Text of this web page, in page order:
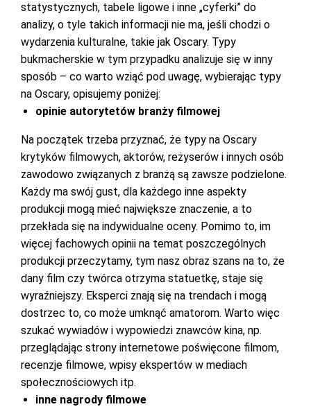
statystycznych, tabele ligowe i inne „cyferki” do
analizy, o tyle takich informacji nie ma, jeśli chodzi o
wydarzenia kulturalne, takie jak Oscary. Typy
bukmacherskie w tym przypadku analizuje się w inny
sposób – co warto wziąć pod uwagę, wybierając typy
na Oscary, opisujemy poniżej:
opinie autorytetów branży filmowej
Na początek trzeba przyznać, że typy na Oscary
krytyków filmowych, aktorów, reżyserów i innych osób
zawodowo związanych z branżą są zawsze podzielone.
Każdy ma swój gust, dla każdego inne aspekty
produkcji mogą mieć największe znaczenie, a to
przekłada się na indywidualne oceny. Pomimo to, im
więcej fachowych opinii na temat poszczególnych
produkcji przeczytamy, tym nasz obraz szans na to, że
dany film czy twórca otrzyma statuetkę, staje się
wyraźniejszy. Eksperci znają się na trendach i mogą
dostrzec to, co może umknąć amatorom. Warto więc
szukać wywiadów i wypowiedzi znawców kina, np.
przeglądając strony internetowe poświęcone filmom,
recenzje filmowe, wpisy ekspertów w mediach
społecznościowych itp.
inne nagrody filmowe